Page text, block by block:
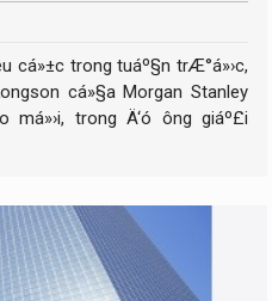
cá»±c trong tuáº§n trÆ°á»›c,
cá»§a Morgan Stanley
má»›i, trong Ä‘ó ông giáº£i